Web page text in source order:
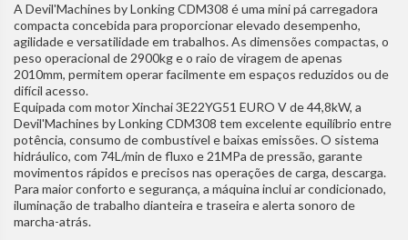
A Devil'Machines by Lonking CDM308 é uma mini pá carregadora
compacta concebida para proporcionar elevado desempenho,
agilidade e versatilidade em trabalhos. As dimensões compactas, o
peso operacional de 2900kg e o raio de viragem de apenas
2010mm, permitem operar facilmente em espaços reduzidos ou de
difícil acesso.
Equipada com motor Xinchai 3E22YG51 EURO V de 44,8kW, a
Devil'Machines by Lonking CDM308 tem excelente equilíbrio entre
potência, consumo de combustível e baixas emissões. O sistema
hidráulico, com 74L/min de fluxo e 21MPa de pressão, garante
movimentos rápidos e precisos nas operações de carga, descarga.
Para maior conforto e segurança, a máquina inclui ar condicionado,
iluminação de trabalho dianteira e traseira e alerta sonoro de
marcha-atrás.